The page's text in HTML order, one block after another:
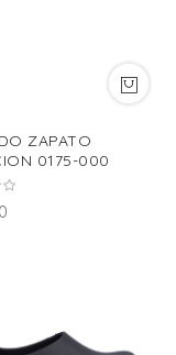
ZAPATO
0175-000